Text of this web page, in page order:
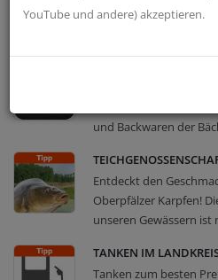
YouTube und andere) akzeptieren.
es wohl im Landkreis
2⃣ In unserem neuen,
und Backwaren der
Entdeckt den
Oberpfälzer Karpfen!
unseren Gewässern ist
TANKEN IM
Tanken zum besten